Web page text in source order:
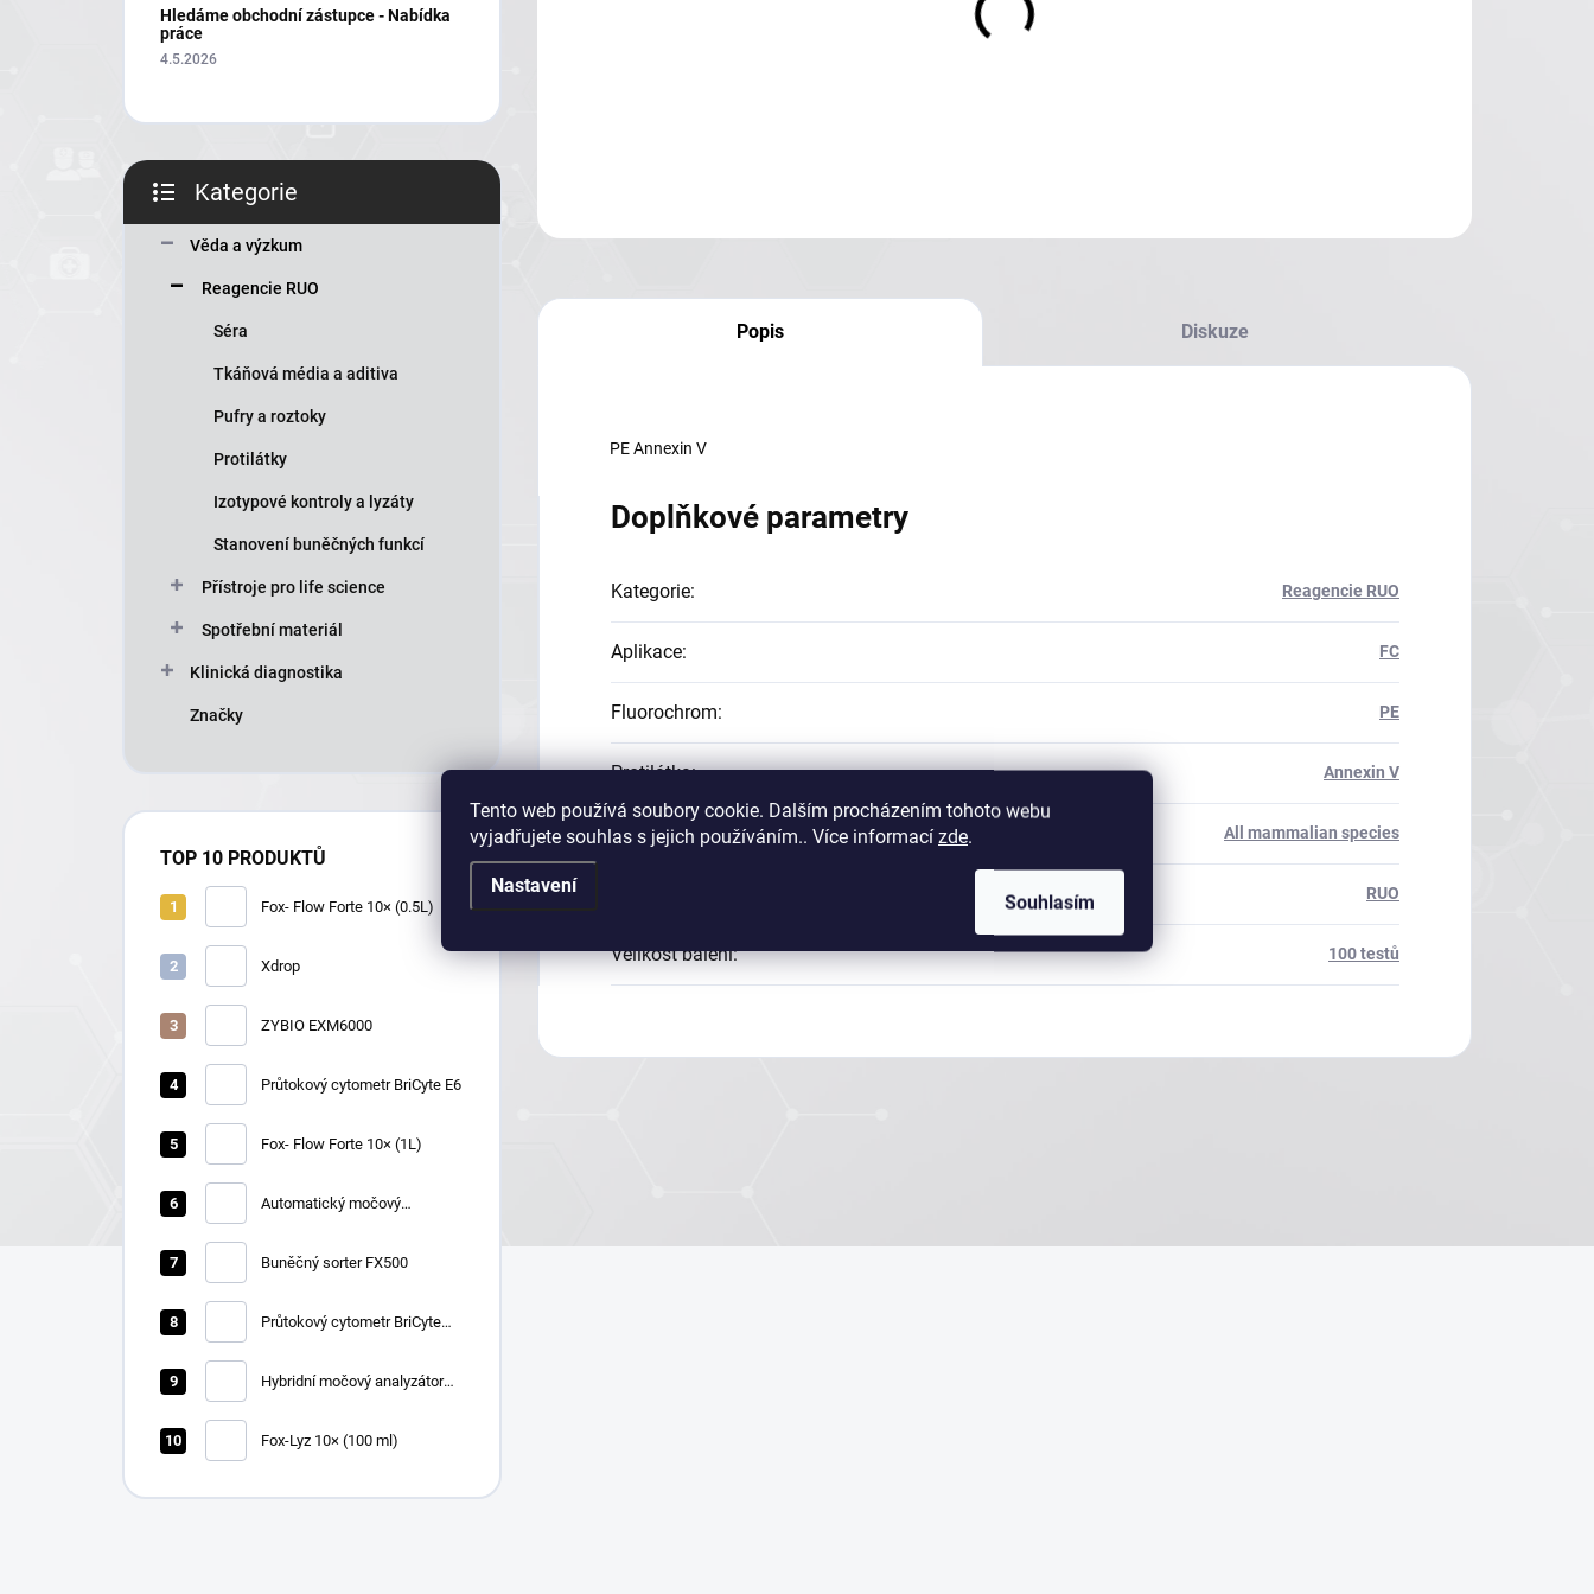
Tento web používá soubory cookie. Dalším procházením tohoto webu
vyjadřujete souhlas s jejich používáním.. Více informací zde.
Nastavení
Souhlasím
e
Hledáme obchodní zástupce - Nabídka
práce
4.5.2026
kategorie
Kategorie
Věda a výzkum
Reagencie RUO
Séra
Tkáňová média a aditiva
Pufry a roztoky
Protilátky
Izotypové kontroly a lyzáty
Stanovení buněčných funkcí
Přístroje pro life science
Spotřební materiál
Klinická diagnostika
Značky
TOP 10 PRODUKTŮ
Fox- Flow Forte 10× (0.5L)
Xdrop
ZYBIO EXM6000
Průtokový cytometr BriCyte E6
Fox- Flow Forte 10× (1L)
Automatický močový
Buněčný sorter FX500
Průtokový cytometr BriCyte
Hybridní močový analyzátor
Fox-Lyz 10× (100 ml)
Popis Diskuze
PE Annexin V
Doplňkové parametry
Kategorie: Reagencie RUO
Aplikace: FC
Fluorochrom: PE
Protilátka: Annexin V
Reaktivita All mammalian species
RUO
Velikost balení: 100 testů